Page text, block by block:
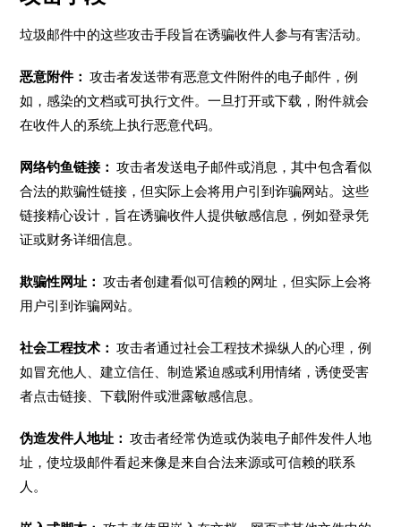
垃圾邮件中的这些攻击手段旨在诱骗收件人参与有害活动。
恶意附件：攻击者发送带有恶意文件附件的电子邮件，例
如，感染的文档或可执行文件。一旦打开或下载，附件就会
在收件人的系统上执行恶意代码。
网络钓鱼链接： 攻击者发送电子邮件或消息，其中包含看似
合法的欺骗性链接，但实际上会将用户引到诈骗网站。这些
链接精心设计，旨在诱骗收件人提供敏感信息，例如登录凭
证或财务详细信息。
欺骗性网址：攻击者创建看似可信赖的网址，但实际上会将
用户引到诈骗网站。
社会工程技术： 攻击者通过社会工程技术操纵人的心理，例
如冒充他人、建立信任、制造紧迫感或利用情绪，诱使受害
者点击链接、下载附件或泄露敏感信息。
伪造发件人地址： 攻击者经常伪造或伪装电子邮件发件人地
址，使垃圾邮件看起来像是来自合法来源或可信赖的联系
人。